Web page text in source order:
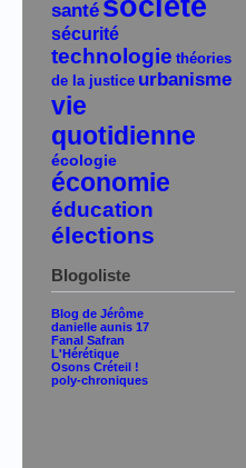
santé société
sécurité
technologie théories
de la justice urbanisme
vie
quotidienne
écologie
économie
éducation
élections
Blogoliste
Blog de Jérôme
danielle aunis 17
Fanal Safran
L'Hérétique
Osons Créteil !
poly-chroniques